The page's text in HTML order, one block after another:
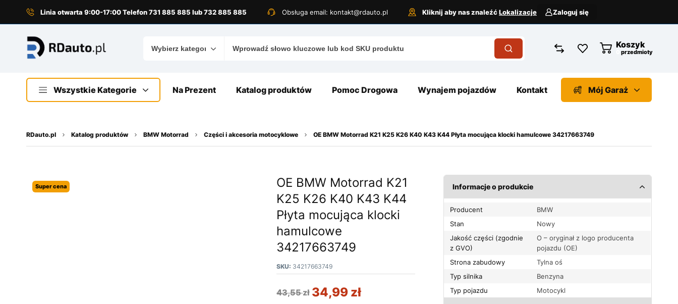
Linia otwarta 9:00-17:00 Telefon 731 885 885 lub 732 885 885 Obsługa email: kontakt@rdauto.pl Kliknij aby nas znaleźćLokalizacje Zaloguj się
Koszyk
przedmioty
Wszystkie Kategorie Na Prezent Katalog produktów Pomoc Drogowa Wynajem pojazdów Kontakt Mój Garaż
RDauto.pl Katalog produktów BMW Motorrad Części i akcesoria motocyklowe OE BMW Motorrad K21 K25 K26 K40 K43 K44 Płyta mocująca klocki hamulcowe 34217663749
Super cena
OE BMW Motorrad K21
K25 K26 K40 K43 K44
Płyta mocująca klocki
hamulcowe
34217663749
SKU: 34217663749
43,55zł 34,99 zł
Informacje o produkcie
Producent
BMW
Stan
Nowy
Jakość części (zgodnie
z GVO)
O – oryginał z logo producenta
pojazdu (OE)
Strona zabudowy
Tylna oś
Typ silnika
Benzyna
Typ pojazdu
Motocykl